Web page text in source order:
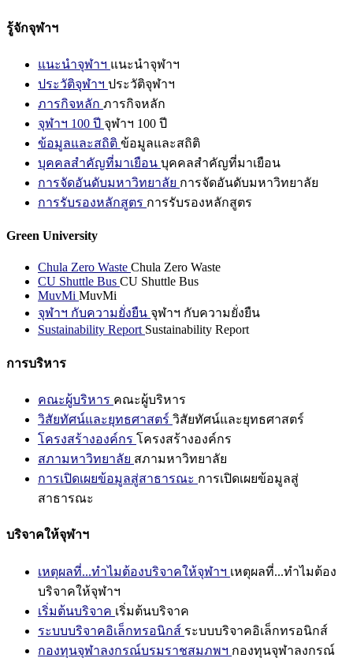
รู้จักจุฬาฯ
แนะนำจุฬาฯ แนะนำจุฬาฯ
ประวัติจุฬาฯ ประวัติจุฬาฯ
ภารกิจหลัก ภารกิจหลัก
จุฬาฯ 100 ปี จุฬาฯ 100 ปี
ข้อมูลและสถิติ ข้อมูลและสถิติ
บุคคลสำคัญที่มาเยือน บุคคลสำคัญที่มาเยือน
การจัดอันดับมหาวิทยาลัย การจัดอันดับมหาวิทยาลัย
การรับรองหลักสูตร การรับรองหลักสูตร
Green University
Chula Zero Waste Chula Zero Waste
CU Shuttle Bus CU Shuttle Bus
MuvMi MuvMi
จุฬาฯ กับความยั่งยืน จุฬาฯ กับความยั่งยืน
Sustainability Report Sustainability Report
การบริหาร
คณะผู้บริหาร คณะผู้บริหาร
วิสัยทัศน์และยุทธศาสตร์ วิสัยทัศน์และยุทธศาสตร์
โครงสร้างองค์กร โครงสร้างองค์กร
สภามหาวิทยาลัย สภามหาวิทยาลัย
การเปิดเผยข้อมูลสู่สาธารณะ การเปิดเผยข้อมูลสู่
สาธารณะ
บริจาคให้จุฬาฯ
เหตุผลที่...ทำไมต้องบริจาคให้จุฬาฯ เหตุผลที่...ทำไมต้อง
บริจาคให้จุฬาฯ
เริ่มต้นบริจาค เริ่มต้นบริจาค
ระบบบริจาคอิเล็กทรอนิกส์ ระบบบริจาคอิเล็กทรอนิกส์
กองทุนจุฬาลงกรณ์บรมราชสมภพฯ กองทุนจุฬาลงกรณ์